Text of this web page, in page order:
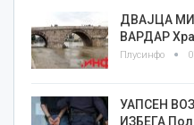
ДВАЈЦА
ВАРДАР
Плусинфо
УАПСЕН
ИЗБЕГА